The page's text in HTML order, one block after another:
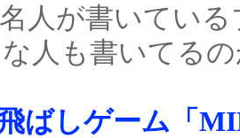
人が書いてい
人も書いてる
ばしゲーム「